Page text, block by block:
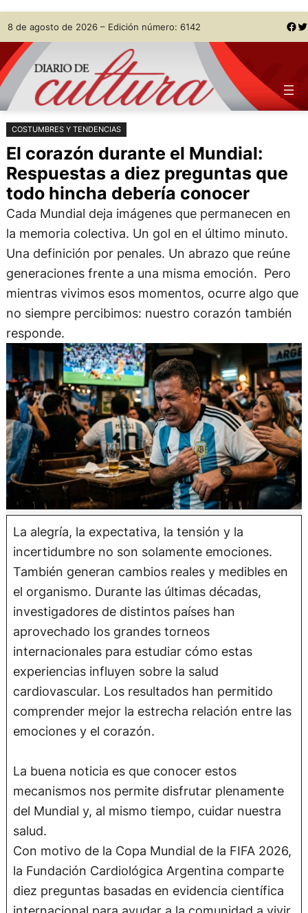
Saltar
al
contenido
Skip
to
content
8 de agosto de 2026 – Edición número: 6142 Facebook Twitter
COSTUMBRES Y TENDENCIAS
El corazón durante el Mundial:
Respuestas a diez preguntas que
todo hincha debería conocer
Cada Mundial deja imágenes que permanecen en
la memoria colectiva. Un gol en el último minuto.
Una definición por penales. Un abrazo que reúne
generaciones frente a una misma emoción. Pero
mientras vivimos esos momentos, ocurre algo que
no siempre percibimos: nuestro corazón también
responde.
La alegría, la expectativa, la tensión y la
incertidumbre no son solamente emociones.
También generan cambios reales y medibles en
el organismo. Durante las últimas décadas,
investigadores de distintos países han
aprovechado los grandes torneos
internacionales para estudiar cómo estas
experiencias influyen sobre la salud
cardiovascular. Los resultados han permitido
comprender mejor la estrecha relación entre las
emociones y el corazón.
La buena noticia es que conocer estos
mecanismos nos permite disfrutar plenamente
del Mundial y, al mismo tiempo, cuidar nuestra
salud.
Con motivo de la Copa Mundial de la FIFA 2026,
la Fundación Cardiológica Argentina comparte
diez preguntas basadas en evidencia científica